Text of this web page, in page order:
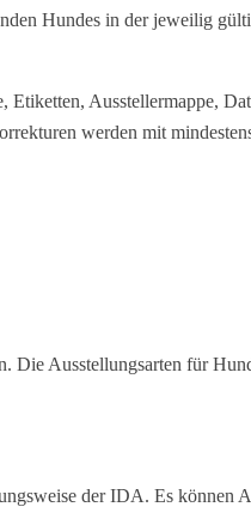
Hundes in der jeweilig
Ausstellermappe,
werden mit
Die Ausstellungsarten für
der IDA. Es können